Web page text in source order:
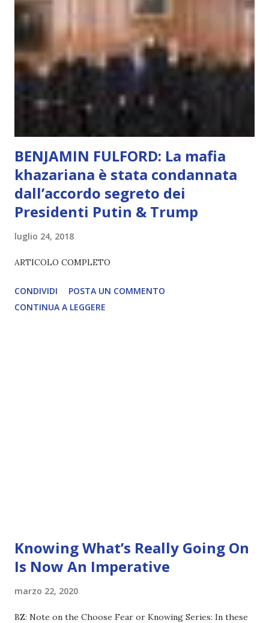
scelta più efficiente. È ciò che ci collega all’Uno Infinito.
L’intelligenza può simulare comportamenti coscienti, ma
non può essere Coscienza. Può copiare, ma non può vivere
l’esperienza. Come diventerà ovvio Man mano che l’IA
diventerà sempre più avanzata (soprattutto tra il 2027 e il
2035), emergeranno situazioni che renderanno la differenza
lampante: L’IA sarà in gr...
BENJAMIN FULFORD: La mafia
khazariana è stata condannata
dall’accordo segreto dei
Presidenti Putin & Trump
luglio 24, 2018
ARTICOLO COMPLETO
CONDIVIDI
POSTA UN COMMENTO
CONTINUA A LEGGERE
Knowing What’s Really Going On
Is Now An Imperative
marzo 22, 2020
BZ: Note on the Choose Fear or Knowing Series: In these